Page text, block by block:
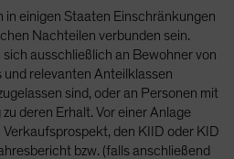
in einigen Staaten Einschränkungen
Nachteilen verbunden sein.
ausschließlich an Bewohner von
und relevanten Anteilklassen
sind, oder an Personen mit
deren Erhalt. Vor einer Anlage
den KIID oder KID
bzw. (falls anschließend